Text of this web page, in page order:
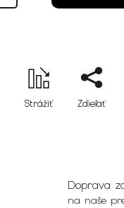
Strážiť Zdieľať
Doprava
na naše